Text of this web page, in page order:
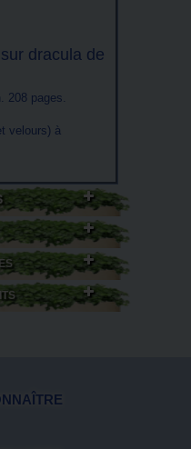
dracula de
208 pages.
velours) à